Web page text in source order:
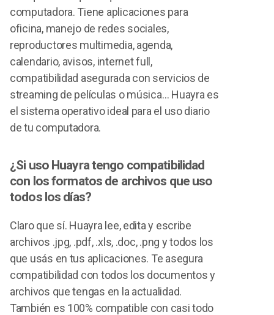
computadora. Tiene aplicaciones para
oficina, manejo de redes sociales,
reproductores multimedia, agenda,
calendario, avisos, internet full,
compatibilidad asegurada con servicios de
streaming de películas o música… Huayra es
el sistema operativo ideal para el uso diario
de tu computadora.
¿Si uso Huayra tengo compatibilidad
con los formatos de archivos que uso
todos los días?
Claro que sí. Huayra lee, edita y escribe
archivos .jpg, .pdf, .xls, .doc, .png y todos los
que usás en tus aplicaciones. Te asegura
compatibilidad con todos los documentos y
archivos que tengas en la actualidad.
También es 100% compatible con casi todo